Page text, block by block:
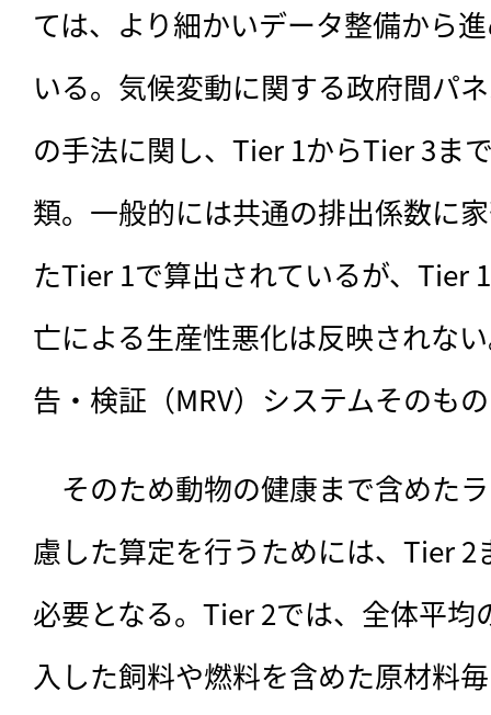
ては、より細かいデータ整備から
いる。気候変動に関する政府間パ
の手法に関し、Tier 1からTier 3ま
類。一般的には共通の排出係数に
たTier 1で算出されているが、Tier
亡による生産性悪化は反映されな
告・検証（MRV）システムそのも
そのため動物の健康まで含めた
慮した算定を行うためには、Tier
必要となる。Tier 2では、全体平
入した飼料や燃料を含めた原材料